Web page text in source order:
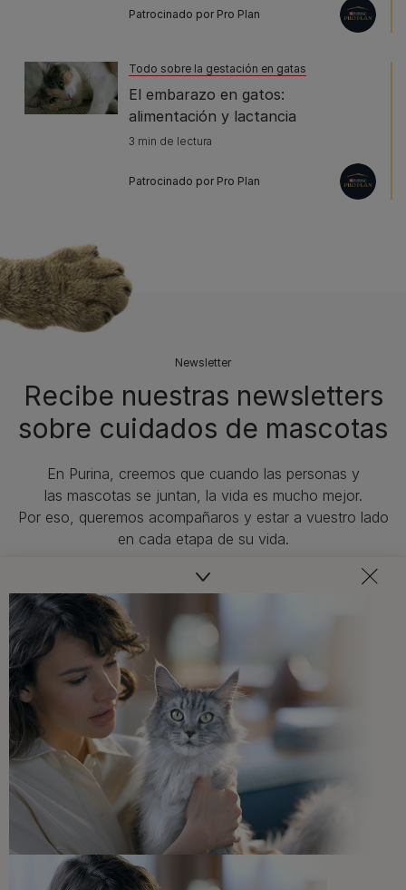
Patrocinado por Pro Plan
Todo sobre la gestación en gatas
El embarazo en gatos:
alimentación y lactancia
3 min de lectura
Patrocinado por Pro Plan
Newsletter
Recibe nuestras newsletters
sobre cuidados de mascotas​
En Purina, creemos que cuando las personas y
las mascotas se juntan, la vida es mucho mejor.
Por eso, queremos acompañaros y estar a vuestro lado
en cada etapa de su vida.​
Consejos adaptados a las necesidades de tu mascota,
recomendaciones sobre su salud y bienestar ¡y
novedades cada mes!
Veterinarios, nutricionistas y expertos en perros y gatos
para resolver todas tus dudas.​